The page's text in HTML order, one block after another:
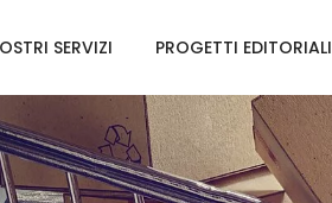
SERVIZI PROGETTI EDITORIALI